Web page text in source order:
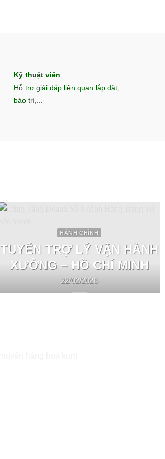
Kỹ thuật viên
Hỗ trợ giải đáp liên quan lắp đặt,
bảo trì,...
HÀNH CHÍNH
TUYỂN TRỢ LÝ VẬN HÀNH
XƯỞNG – HỒ CHÍ MINH
22/02/2026